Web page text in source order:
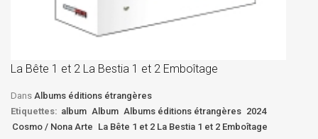
La Bête 1 et 2 La Bestia 1 et 2 Emboîtage
Dans Albums éditions étrangères
Etiquettes: album Album Albums éditions étrangères 2024
Cosmo / Nona Arte La Bête 1 et 2 La Bestia 1 et 2 Emboîtage